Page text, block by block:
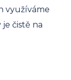
využíváme
čistě na